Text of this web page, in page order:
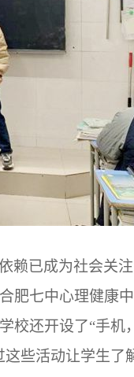
赖已成为社会关
肥七中心理健康
校还开设了“手机
些活动让学生了